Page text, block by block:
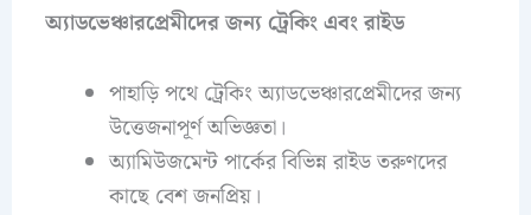
অ্যাডভেঞ্চারপ্রেমীদের জন্য ট্রেকিং এবং রাইড
পাহাড়ি পথে ট্রেকিং অ্যাডভেঞ্চারপ্রেমীদের জন্য
উত্তেজনাপূর্ণ অভিজ্ঞতা।
অ্যামিউজমেন্ট পার্কের বিভিন্ন রাইড তরুণদের
কাছে বেশ জনপ্রিয়।